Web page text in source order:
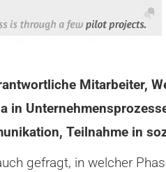
Mitarbeiter,
in
Teilnahme in
gefragt, in welcher